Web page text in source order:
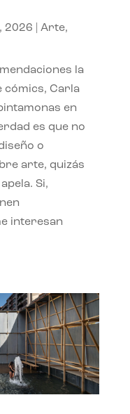
2026 Arte,
la
cómics, Carla
en
es que no
o
arte, quizás
Si,
interesan